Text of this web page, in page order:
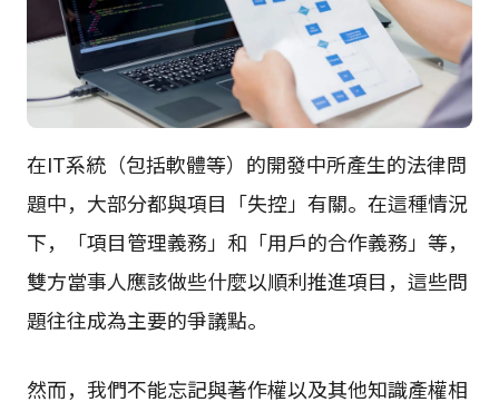
在IT系統（包括軟體等）的開發中所產生的法律問
題中，大部分都與項目「失控」有關。在這種情況
下，「項目管理義務」和「用戶的合作義務」等，
雙方當事人應該做些什麼以順利推進項目，這些問
題往往成為主要的爭議點。
然而，我們不能忘記與著作權以及其他知識產權相